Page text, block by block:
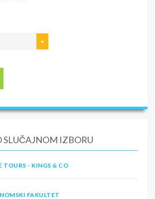
SLUČAJNOM IZBORU
TOURS - KINGS & CO
FAKULTET